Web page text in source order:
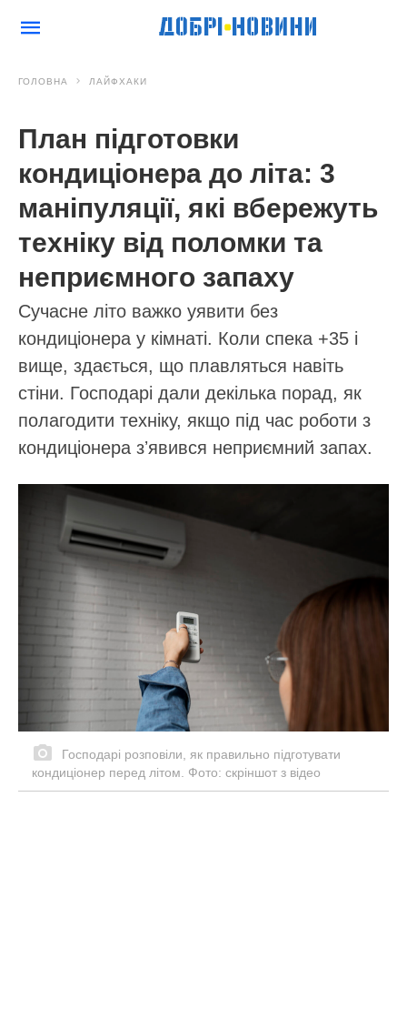
ГОЛОВНА ЛАЙФХАКИ
План підготовки
кондиціонера до літа: 3
маніпуляції, які вбережуть
техніку від поломки та
неприємного запаху
Сучасне літо важко уявити без
кондиціонера у кімнаті. Коли спека +35 і
вище, здається, що плавляться навіть
стіни. Господарі дали декілька порад, як
полагодити техніку, якщо під час роботи з
кондиціонера зʼявився неприємний запах.
Господарі розповіли, як правильно підготувати
кондиціонер перед літом. Фото: скріншот з відео